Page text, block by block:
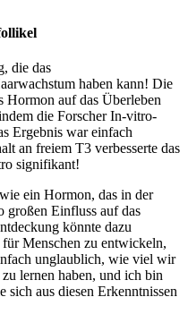
die das
haben kann! Die
Hormon auf das Überleben
die Forscher In-vitro-
Ergebnis war einfach
an freiem T3 verbesserte das
signifikant!
ein Hormon, das in der
großen Einfluss auf das
könnte dazu
Menschen zu entwickeln,
unglaublich, wie viel wir
lernen haben, und ich bin
aus diesen Erkenntnissen